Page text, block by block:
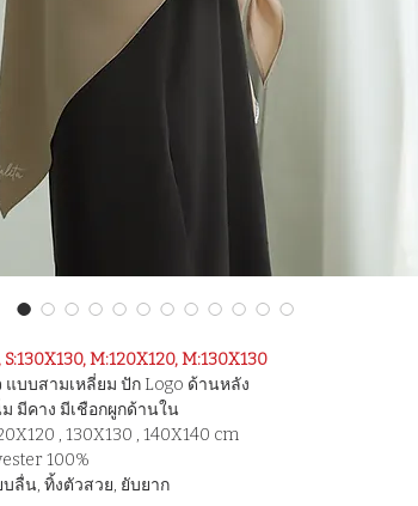
M:120X120, M:130X130
บบสามเหลี่ยม ปัก Logo ด้านหลัง
มีคาง มีเชือกผูกด้านใน
, 130X130 , 140X140 cm
100%
บลื่น, ทิ้งตัวสวย, ยับยาก